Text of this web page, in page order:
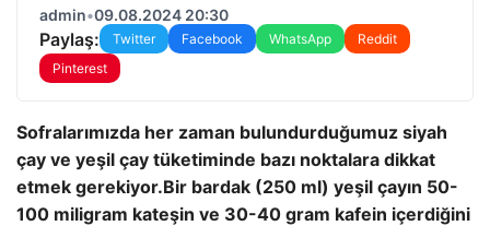
admin•09.08.2024 20:30
Paylaş: Twitter Facebook WhatsApp
Reddit
Pinterest
Sofralarımızda her zaman bulundurduğumuz siyah
çay ve yeşil çay tüketiminde bazı noktalara dikkat
etmek gerekiyor.Bir bardak (250 ml) yeşil çayın 50-
100 miligram kateşin ve 30-40 gram kafein içerdiğini